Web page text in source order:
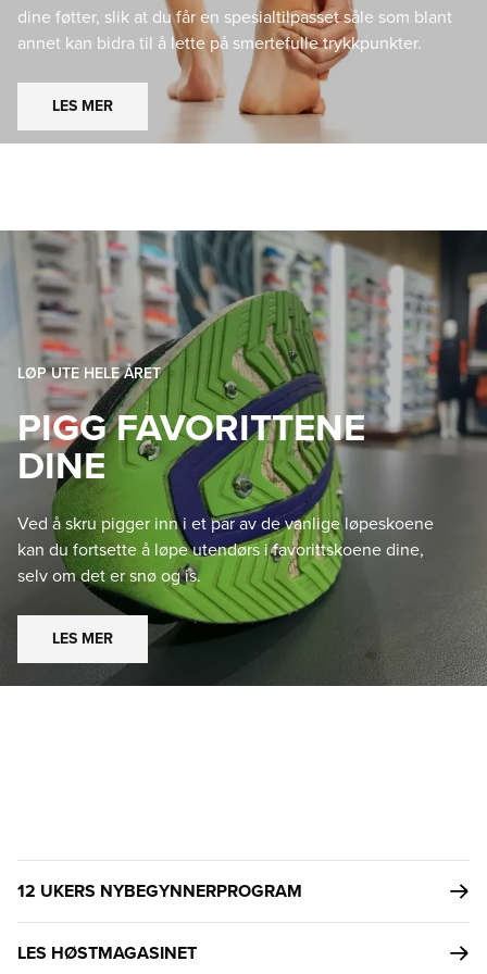
dine føtter, slik at du får en spesialtilpasset såle som blant
annet kan bidra til å lette på smertefulle trykkpunkter.
LES MER
LØP UTE HELE ÅRET
PIGG FAVORITTENE
DINE
Ved å skru pigger inn i et par av de vanlige løpeskoene
kan du fortsette å løpe utendørs i favorittskoene dine,
selv om det er snø og is.
LES MER
12 UKERS NYBEGYNNERPROGRAM
LES HØSTMAGASINET